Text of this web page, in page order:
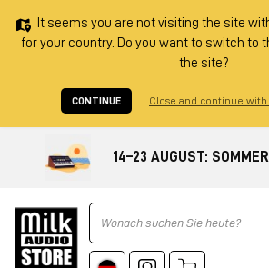
It seems you are not visiting the site
for your country. Do you want to switch to
the site?
CONTINUE Close and continue
14–23 AUGUST:
Ricerca